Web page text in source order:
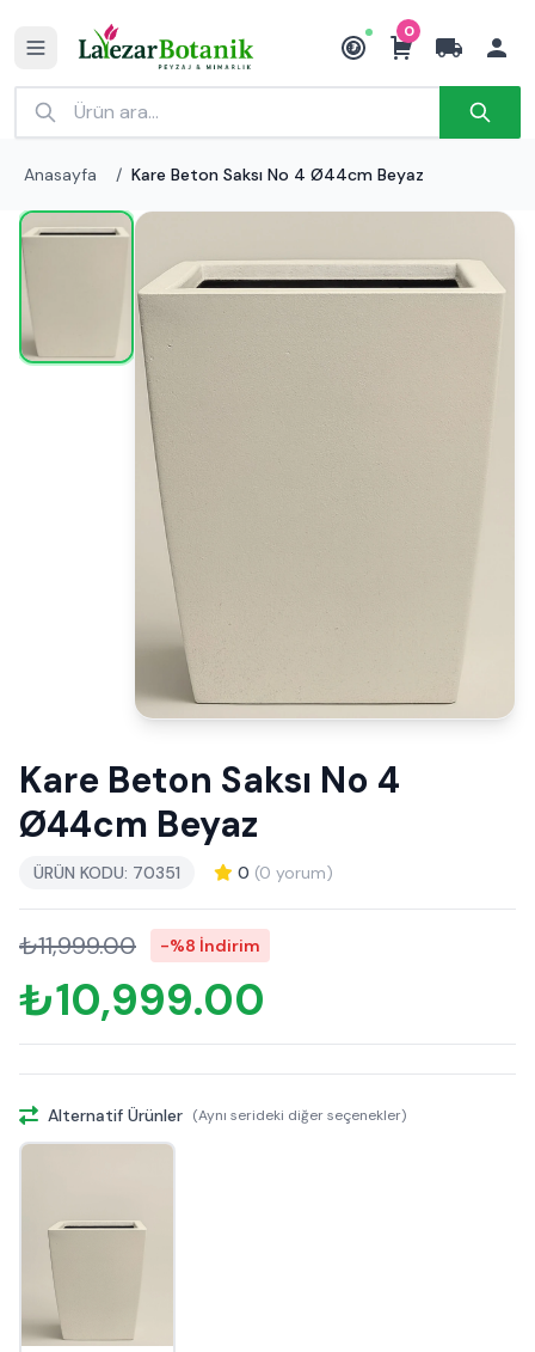
₺
0
Anasayfa / Kare Beton Saksı No 4 Ø44cm Beyaz
Kare Beton Saksı No 4
Ø44cm Beyaz
ÜRÜN KODU: 70351 0 (0 yorum)
₺11,999.00 -%8 İndirim
₺10,999.00
Alternatif Ürünler (Aynı serideki diğer seçenekler)